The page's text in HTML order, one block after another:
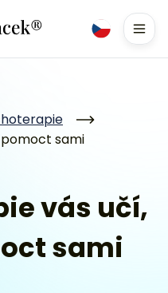
pomoct sami
vás učí,
sami